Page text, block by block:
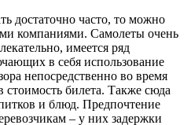
достаточно часто, то можно
компаниями. Самолеты очень
имеется ряд
в себя использование
непосредственно во время
стоимость билета. Также сюда
и блюд. Предпочтение
– у них задержки